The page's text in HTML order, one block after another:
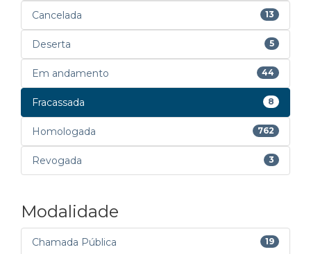
Cancelada 13
Deserta 5
Em andamento 44
Fracassada 8
Homologada 762
Revogada 3
Modalidade
Chamada Pública 19